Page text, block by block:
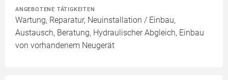
ANGEBOTENE TÄTIGKEITEN
Wartung, Reparatur, Neuinstallation / Einbau,
Austausch, Beratung, Hydraulischer Abgleich, Einbau
von vorhandenem Neugerät